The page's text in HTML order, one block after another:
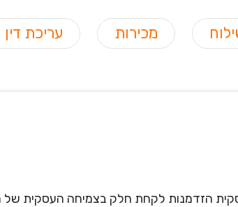
עריכת דין מכירות
הזדמנות לקחת חלק בצמיחה העסקית של